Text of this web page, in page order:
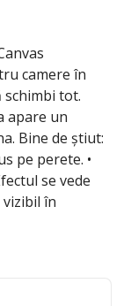
camere în
schimbi tot.
apare un
Bine de știut:
pe perete. •
se vede
în